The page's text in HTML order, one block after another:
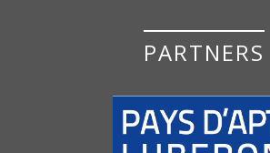
PARTNERS